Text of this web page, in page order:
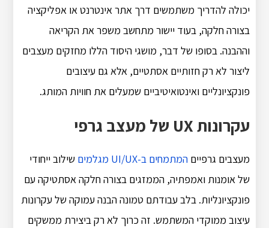
יכולה להדריך משתמשים דרך אתר אינטרנט או אפליקציה
בצורה חלקה, בעוד יישור מתחשב משפר את הקריאה
וההבנה. בסופו של דבר, מושגי היסוד הללו מחזקים מעצבים
ליצור לא רק חזותיים אסתטיים, אלא גם עיצובים
פונקציונליים ואינטואיטיביים שמעלים את חוויות המותג.
עקרונות UX של מעצב גרפי
מעצבים גרפייםהמתמחים ב-UI/UX מגלמים
שילוב ייחודי
של אומנות ואמפתיה, הממזגים בצורה חלקה אסתטיקה עם
פונקציונליות. בלב עבודתם טמונה הבנה עמוקה של עקרונות
עיצוב ממוקדי המשתמש. זה כרוך לא רק ביצירת ממשקים